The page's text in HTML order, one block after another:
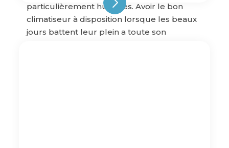
particulièrement humides. Avoir le bon
climatiseur à disposition lorsque les beaux
jours battent leur plein a toute son